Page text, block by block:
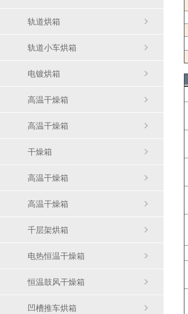
轨道烘箱
轨道小车烘箱
电镀烘箱
高温干燥箱
高温干燥箱
干燥箱
高温干燥箱
高温干燥箱
千层架烘箱
电热恒温干燥箱
恒温鼓风干燥箱
凹槽推车烘箱